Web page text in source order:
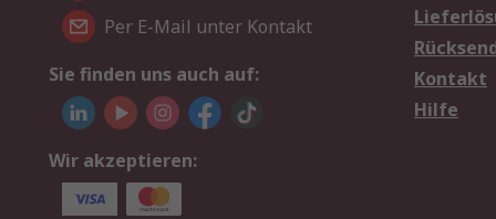
Per E-Mail unter Kontakt
Sie finden uns auch auf:
Wir akzeptieren:
Kontakt
Hilfe